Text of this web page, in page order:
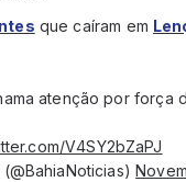
que caíram em
atenção por força
V4SY2bZaPJ